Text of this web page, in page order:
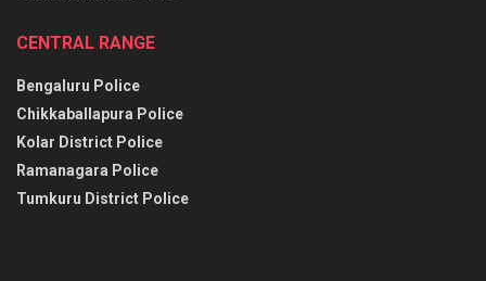
CENTRAL RANGE
Bengaluru Police
Chikkaballapura Police
Kolar District Police
Ramanagara Police
Tumkuru District Police